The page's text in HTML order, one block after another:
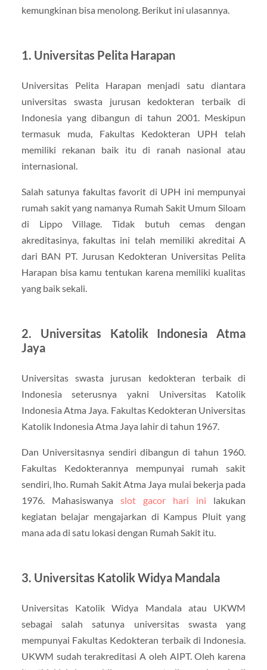
kemungkinan bisa menolong. Berikut ini ulasannya.
1. Universitas Pelita Harapan
Universitas Pelita Harapan menjadi satu diantara
universitas swasta jurusan kedokteran terbaik di
Indonesia yang dibangun di tahun 2001. Meskipun
termasuk muda, Fakultas Kedokteran UPH telah
memiliki rekanan baik itu di ranah nasional atau
internasional.
Salah satunya fakultas favorit di UPH ini mempunyai
rumah sakit yang namanya Rumah Sakit Umum Siloam
di Lippo Village. Tidak butuh cemas dengan
akreditasinya, fakultas ini telah memiliki akreditai A
dari BAN PT. Jurusan Kedokteran Universitas Pelita
Harapan bisa kamu tentukan karena memiliki kualitas
yang baik sekali.
2. Universitas Katolik Indonesia Atma
Jaya
Universitas swasta jurusan kedokteran terbaik di
Indonesia seterusnya yakni Universitas Katolik
Indonesia Atma Jaya. Fakultas Kedokteran Universitas
Katolik Indonesia Atma Jaya lahir di tahun 1967.
Dan Universitasnya sendiri dibangun di tahun 1960.
Fakultas Kedokterannya mempunyai rumah sakit
sendiri, lho. Rumah Sakit Atma Jaya mulai bekerja pada
1976. Mahasiswanya slot gacor hari ini lakukan
kegiatan belajar mengajarkan di Kampus Pluit yang
mana ada di satu lokasi dengan Rumah Sakit itu.
3. Universitas Katolik Widya Mandala
Universitas Katolik Widya Mandala atau UKWM
sebagai salah satunya universitas swasta yang
mempunyai Fakultas Kedokteran terbaik di Indonesia.
UKWM sudah terakreditasi A oleh AIPT. Oleh karena